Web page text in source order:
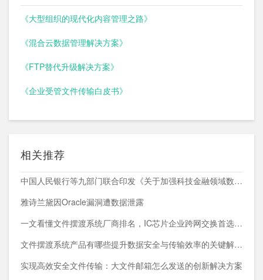
《大型组织的现代化内容管理之路》
《混合云数据管理解决方案》
《FTP替代升级解决方案》
《企业受管文件传输白皮书》
相关推荐
中国人民银行等九部门联合印发《关于加强科技金融领域数据开发利用的通知》
雅诗兰黛因Oracle漏洞遭数据泄露
一文看懂文件摆渡系统厂商排名，IC芯片企业跨网交换首选方案
文件摆渡系统产品有哪些提升数据安全与传输效率的关键解决方案
实现高效安全文件传输：大文件邮箱怎么发送的创新解决方案